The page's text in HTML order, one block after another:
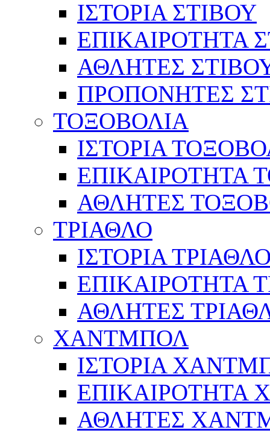
ΙΣΤΟΡΙΑ ΣΤΙΒΟΥ
ΕΠΙΚΑΙΡΟΤΗΤΑ
ΑΘΛΗΤΕΣ
ΠΡΟΠΟΝΗΤΕΣ
ΤΟΞΟΒΟΛΙΑ
ΙΣΤΟΡΙΑ
ΕΠΙΚΑΙΡΟΤΗΤΑ
ΑΘΛΗΤΕΣ
ΤΡΙΑΘΛΟ
ΙΣΤΟΡΙΑ
ΕΠΙΚΑΙΡΟΤΗΤΑ
ΑΘΛΗΤΕΣ
ΧΑΝΤΜΠΟΛ
ΙΣΤΟΡΙΑ
ΕΠΙΚΑΙΡΟΤΗΤΑ
ΑΘΛΗΤΕΣ